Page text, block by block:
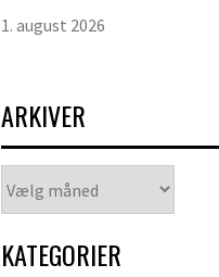
1. august 2026
ARKIVER
KATEGORIER